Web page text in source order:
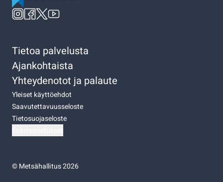
Tietoa palvelusta
Ajankohtaista
Yhteydenotot ja palaute
Yleiset käyttöehdot
Saavutettavuusseloste
Tietosuojaseloste
©Metsähallitus 2026